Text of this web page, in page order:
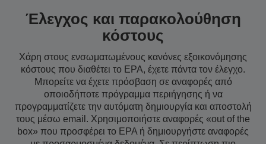
Έλεγχος και παρακολούθηση
κόστους
Χάρη στους ενσωματωμένους κανόνες εξοικονόμησης
κόστους που διαθέτει το EPA, έχετε πάντα τον έλεγχο.
Μπορείτε να έχετε πρόσβαση σε αναφορές από
οποιοδήποτε πρόγραμμα περιήγησης ή να
προγραμματίζετε την αυτόματη δημιουργία και αποστολή
τους μέσω email. Χρησιμοποιήστε αναφορές «out of the
box» που προσφέρει το EPA ή δημιουργήστε αναφορές